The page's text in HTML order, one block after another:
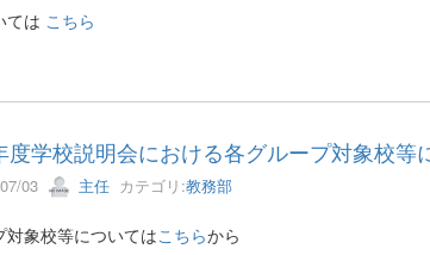
ては こちら
度学校説明会における各グループ対象校等
03 主任 カテゴリ:教務部
対象校等についてはこちらから